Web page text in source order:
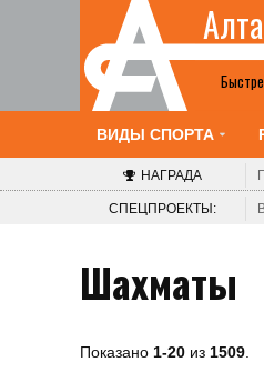
Все
ВИДЫ СПОРТА
НАГРАДА
СПЕЦПРОЕКТЫ:
Шахматы
Показано 1-20 из 1509